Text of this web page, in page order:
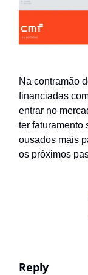
Na contramão
financiadas
entrar no
ter faturamento
ousados mais
os próximos
Reply